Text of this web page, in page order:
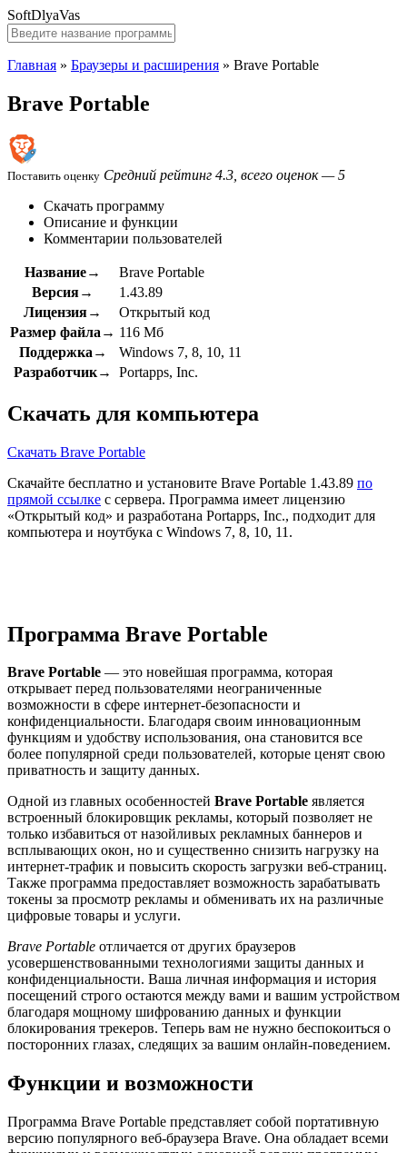
SoftDlyaVas
Главная » Браузеры и расширения » Brave Portable
Brave Portable
Поставить оценку Средний рейтинг 4.3, всего оценок — 5
Скачать программу
Описание и функции
Комментарии пользователей
Название→
Brave Portable
Версия→
1.43.89
Лицензия→
Открытый код
Размер файла→ 116 Мб
Поддержка→
Windows 7, 8, 10, 11
Разработчик→
Portapps, Inc.
Скачать для компьютера
Скачать Brave Portable
Скачайте бесплатно и установите Brave Portable 1.43.89 по
прямой ссылке с сервера. Программа имеет лицензию
«Открытый код» и разработана Portapps, Inc., подходит для
компьютера и ноутбука с Windows 7, 8, 10, 11.
Программа Brave Portable
Brave Portable — это новейшая программа, которая
открывает перед пользователями неограниченные
возможности в сфере интернет-безопасности и
конфиденциальности. Благодаря своим инновационным
функциям и удобству использования, она становится все
более популярной среди пользователей, которые ценят свою
приватность и защиту данных.
Одной из главных особенностей Brave Portable является
встроенный блокировщик рекламы, который позволяет не
только избавиться от назойливых рекламных баннеров и
всплывающих окон, но и существенно снизить нагрузку на
интернет-трафик и повысить скорость загрузки веб-страниц.
Также программа предоставляет возможность зарабатывать
токены за просмотр рекламы и обменивать их на различные
цифровые товары и услуги.
Brave Portable отличается от других браузеров
усовершенствованными технологиями защиты данных и
конфиденциальности. Ваша личная информация и история
посещений строго остаются между вами и вашим устройством
благодаря мощному шифрованию данных и функции
блокирования трекеров. Теперь вам не нужно беспокоиться о
посторонних глазах, следящих за вашим онлайн-поведением.
Функции и возможности
Программа Brave Portable представляет собой портативную
версию популярного веб-браузера Brave. Она обладает всеми